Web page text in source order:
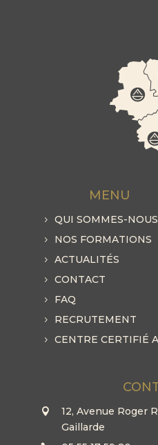
MENU
QUI SOMMES-
NOS FORMATIONS
ACTUALITÉS
CONTACT
FAQ
RECRUTEMENT
CENTRE CERTIFIÉ
12, Avenue Roger
Gaillarde